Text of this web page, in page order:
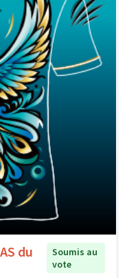
du
Soumis au
vote